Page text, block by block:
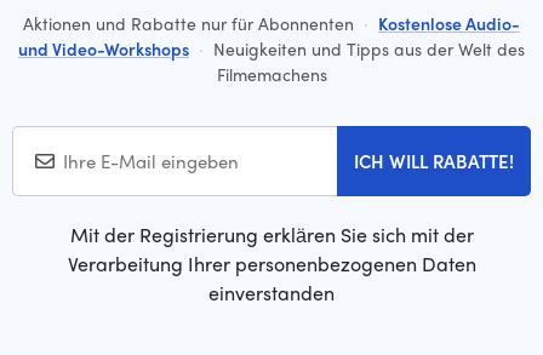
Aktionen und Rabatte nur für Abonnenten · Kostenlose Audio-
und Video-Workshops · Neuigkeiten und Tipps aus der Welt des
Filmemachens
ICH WILL RABATTE!
Mit der Registrierung erklären Sie sich mit der
Verarbeitung Ihrer personenbezogenen Daten
einverstanden